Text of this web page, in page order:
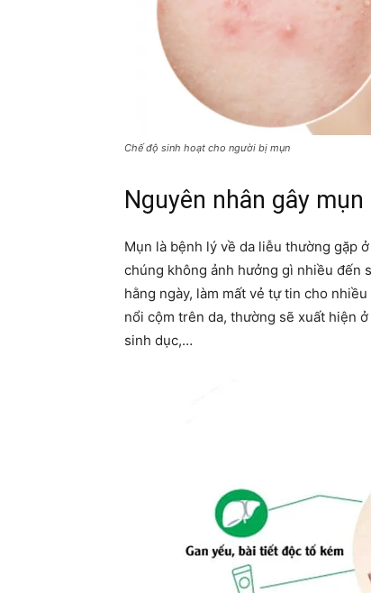
Chế độ sinh hoạt cho người bị mụn
Nguyên nhân gây mụn
Mụn là bệnh lý về da liễu thường gặp
chúng không ảnh hưởng gì nhiều đến
hằng ngày, làm mất vẻ tự tin cho
nổi cộm trên da, thường sẽ xuất hiện
sinh dục,…